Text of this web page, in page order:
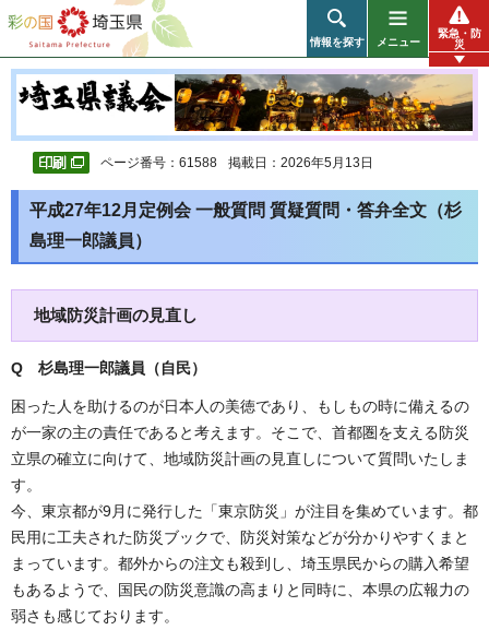
彩の国 埼玉県
情報を探す メニュー
緊急・防
災
ページ番号：61588 掲載日：2026年5月13日
平成27年12月定例会 一般質問 質疑質問・答弁全文（杉
島理一郎議員）
地域防災計画の見直し
Q 杉島理一郎議員（自民）
困った人を助けるのが日本人の美徳であり、もしもの時に備えるの
が一家の主の責任であると考えます。そこで、首都圏を支える防災
立県の確立に向けて、地域防災計画の見直しについて質問いたしま
す。
今、東京都が9月に発行した「東京防災」が注目を集めています。都
民用に工夫された防災ブックで、防災対策などが分かりやすくまと
まっています。都外からの注文も殺到し、埼玉県民からの購入希望
もあるようで、国民の防災意識の高まりと同時に、本県の広報力の
弱さも感じております。